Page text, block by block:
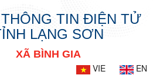
TIN ĐIỆN TỬ
LẠNG SƠN
XÃ BÌNH GIA
VIE
EN